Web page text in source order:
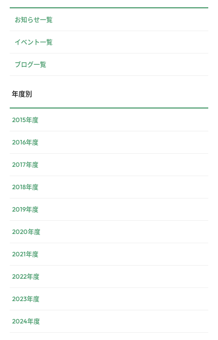
お知らせ一覧
イベント一覧
ブログ一覧
年度別
2015年度
2016年度
2017年度
2018年度
2019年度
2020年度
2021年度
2022年度
2023年度
2024年度